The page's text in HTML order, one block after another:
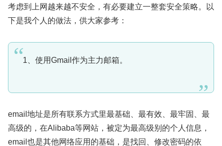
考虑到上网越来越不安全，有必要建立一整套安全策略。以
下是我个人的做法，供大家参考：
1、使用Gmail作为主力邮箱。
email地址是所有联系方式里最基础、最有效、最牢固、最
高级的，在Alibaba等网站，被定为最高级别的个人信息，
email也是其他网络应用的基础，是找回、修改密码的依